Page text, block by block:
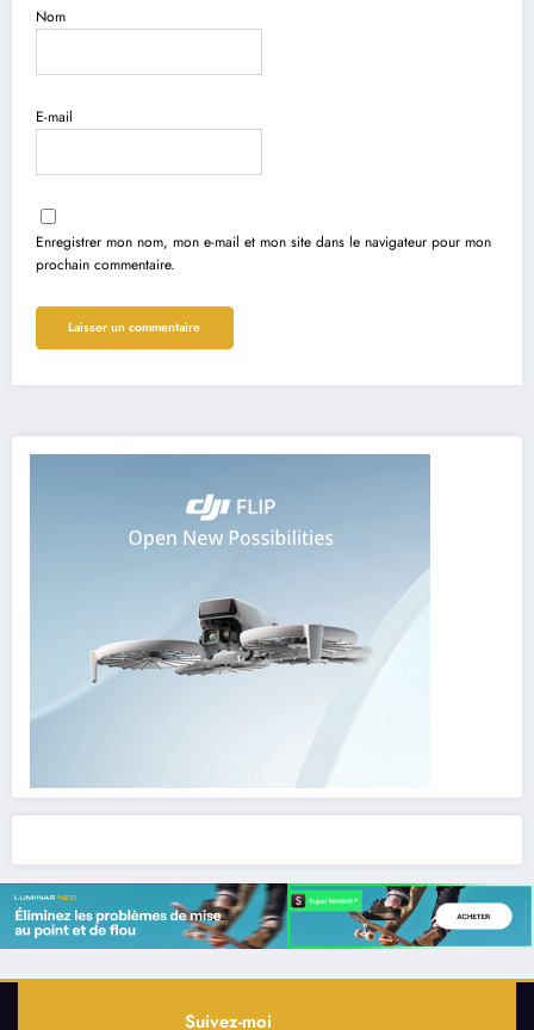
Nom
E-mail
Enregistrer mon nom, mon e-mail et mon site dans le navigateur pour mon
prochain commentaire.
Suivez-moi